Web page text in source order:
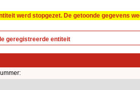
werd stopgezet. De getoonde gegevens
geregistreerde entiteit